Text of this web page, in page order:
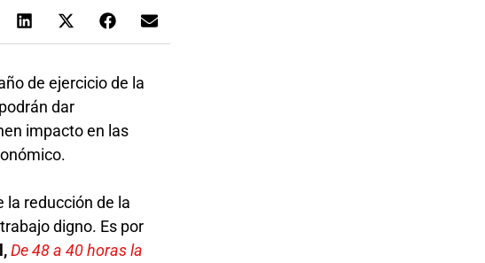
de ejercicio de la
dar
impacto en las
la reducción de la
digno. Es por
De 48 a 40 horas la